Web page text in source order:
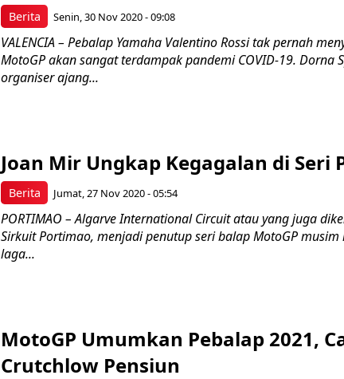
Berita Senin, 30 Nov 2020 - 09:08
VALENCIA – Pebalap Yamaha Valentino Rossi tak pernah
MotoGP akan sangat terdampak pandemi COVID-19. Dorna
organiser ajang...
Berita
Joan Mir Ungkap Kegagalan di Seri
Jumat, 27 Nov 2020 - 05:54
PORTIMAO – Algarve International Circuit atau yang juga
Sirkuit Portimao, menjadi penutup seri balap MotoGP musim
laga...
MotoGP Umumkan Pebalap 2021,
Crutchlow Pensiun